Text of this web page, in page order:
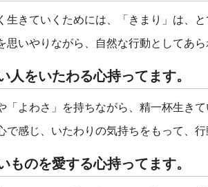
生きていくためには、「きまり」は、と
思いやりながら、自然な行動としてあ
人をいたわる心持ってます。
「よわさ」を持ちながら、精一杯生きて
で感じ、いたわりの気持ちをもって、
ものを愛する心持ってます。